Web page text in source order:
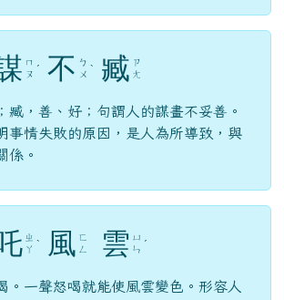
ㄇ
ㄡ ˊ 不 ㄅ
ㄨ ˋ 臧 ㄗ
ㄤ
臧，善、好；句謂人的謀畫不妥善。
事情失敗的原因，是人為所導致，與
係。
ㄓ
ㄚ ˋ 風 ㄈ
ㄥ
雲 ㄩ
ㄣ ˊ
。一聲怒喝就能使風雲變色。形容人